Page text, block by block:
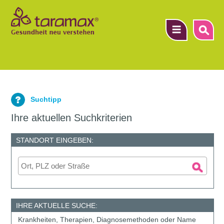
Suchtipp
Ihre aktuellen Suchkriterien
STANDORT EINGEBEN:
IHRE AKTUELLE SUCHE:
Krankheiten, Therapien, Diagnosemethoden oder Name